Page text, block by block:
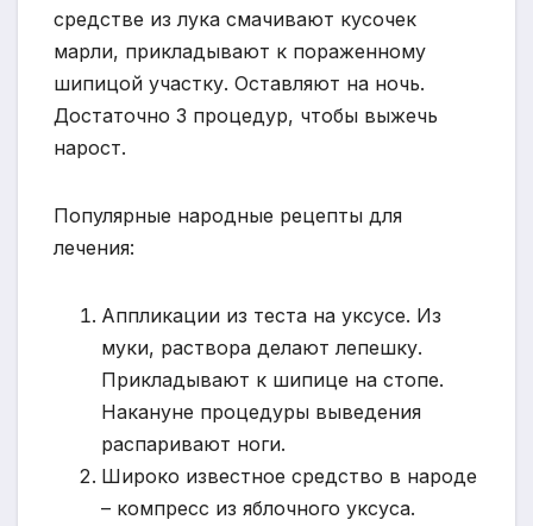
средстве из лука смачивают кусочек
марли, прикладывают к пораженному
шипицой участку. Оставляют на ночь.
Достаточно 3 процедур, чтобы выжечь
нарост.
Популярные народные рецепты для
лечения:
Аппликации из теста на уксусе. Из
муки, раствора делают лепешку.
Прикладывают к шипице на стопе.
Накануне процедуры выведения
распаривают ноги.
Широко известное средство в народе
– компресс из яблочного уксуса.